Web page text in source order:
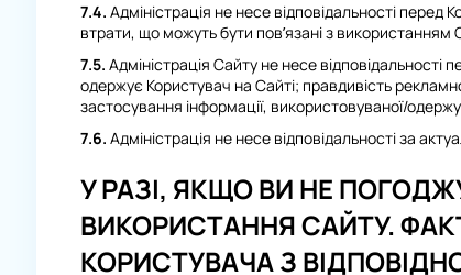
7.4. Адміністрація не несе відповідальності
втрати, що можуть бути пов’язані з використанням
7.5. Адміністрація Сайту не несе
одержує Користувач на Сайті; правдивість
застосування інформації, використовуваної/
7.6. Адміністрація не несе відповідальності за
У РАЗІ, ЯКЩО ВИ НЕ
ВИКОРИСТАННЯ САЙТУ.
КОРИСТУВАЧА З